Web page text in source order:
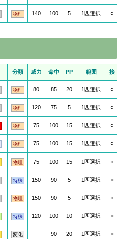
物理 140 100 5 1匹選択 ○
分類 威力 命中 PP 範囲 接
物理 80 85 20 1匹選択 ○
物理 120 75 5 1匹選択 ○
物理 75 100 15 1匹選択 ○
物理 75 100 15 1匹選択 ○
物理 75 100 15 1匹選択 ○
特殊 150 90 5 1匹選択 ×
物理 150 90 5 1匹選択 ○
特殊 120 100 10 1匹選択 ×
変化 - 90 20 1匹選択 ×